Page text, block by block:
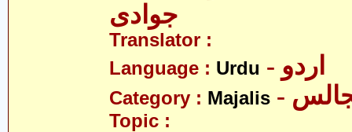
جوادی
Translator :
Language : Urdu - اردو
Category : Majalis
Topic :